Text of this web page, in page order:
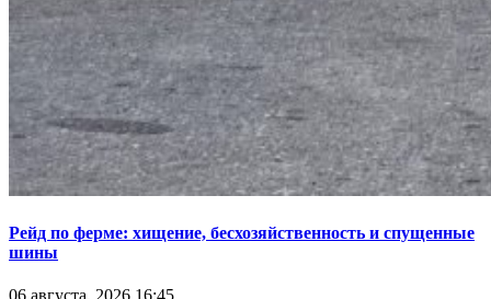
Рейд по ферме: хищение, бесхозяйственность и спущенные
шины
06 августа, 2026 16:45